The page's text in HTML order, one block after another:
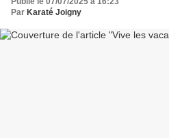
Par Karaté Joigny